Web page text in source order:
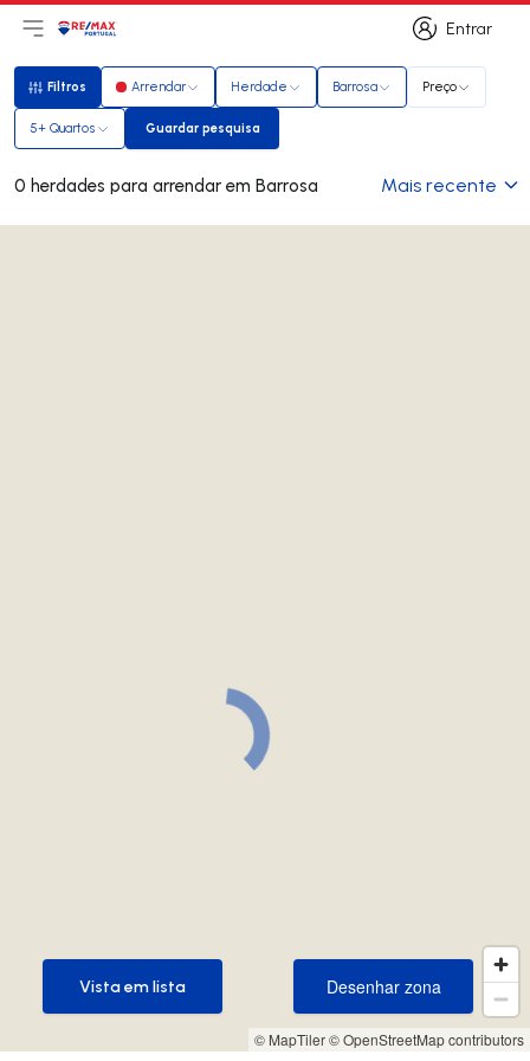
Entrar
Entrar
Abri menu principal
LogoIr para página inicial
Filtros
Filtros Arrendar Herdade Barrosa Preço
5+ Quartos Guardar pesquisa
Guardar pesquisa
0 herdades para arrendar em Barrosa Mais recente
© MapTiler© OpenStreetMap contributors
Desenhar zona
Desenhar zona
Vista em lista
Vista em lista